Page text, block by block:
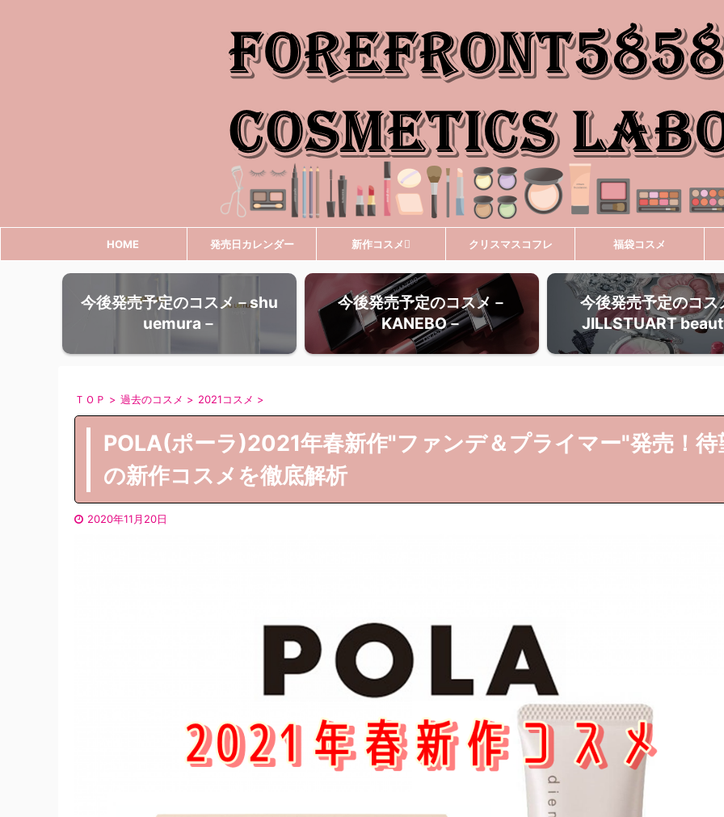
HOME 発売日カレンダー 新作コスメ クリスマスコフレ 福袋コスメ
今後発売予定のコスメ－shu
uemura－
今後発売予定のコスメ－
KANEBO－
今後発売予定のコス
JILLSTUART
ＴＯＰ > 過去のコスメ > 2021コスメ >
POLA(ポーラ)2021年春新作"ファンデ＆プライマー"発売！待
の新作コスメを徹底解析
2020年11月20日